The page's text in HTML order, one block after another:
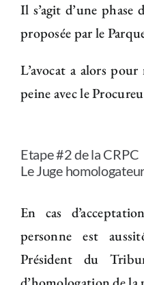
Il s’agit d’une phase
proposée par le
L’avocat a alors
peine avec le
Etape #2 de la CRPC
Le Juge
En cas
personne est
Président du